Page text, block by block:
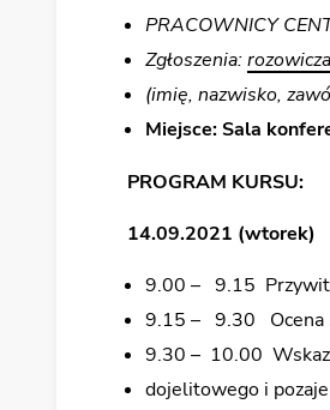
PRACOWNICY
Zgłoszenia:
(imię, nazwisko,
Miejsce: Sala
PROGRAM KURSU:
14.09.2021 (wtorek)
9.00 – 9.15
9.15 – 9.30 Ocena
9.30 – 10.00
dojelitowego i